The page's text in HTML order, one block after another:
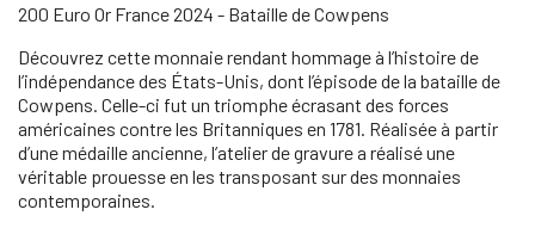
200 Euro Or France 2024 - Bataille de Cowpens
Découvrez cette monnaie rendant hommage à l’histoire de
l’indépendance des États-Unis, dont l’épisode de la bataille de
Cowpens. Celle-ci fut un triomphe écrasant des forces
américaines contre les Britanniques en 1781. Réalisée à partir
d’une médaille ancienne, l’atelier de gravure a réalisé une
véritable prouesse en les transposant sur des monnaies
contemporaines.